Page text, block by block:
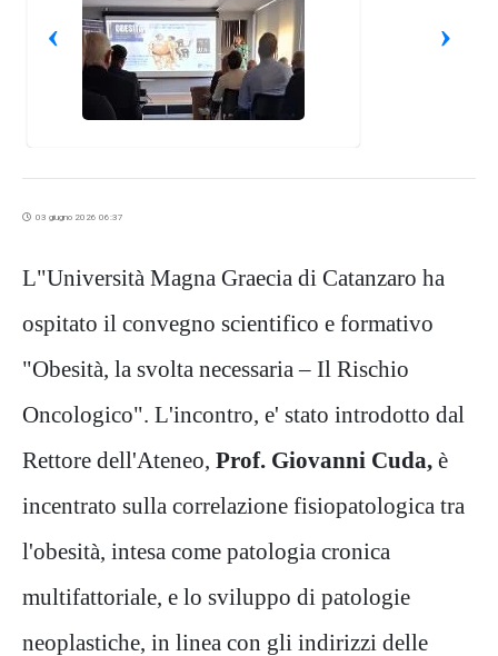
‹ ›
03 giugno 2026 06:37
L"Università Magna Graecia di Catanzaro ha
ospitato il convegno scientifico e formativo
"Obesità, la svolta necessaria – Il Rischio
Oncologico". L'incontro, e' stato introdotto dal
Rettore dell'Ateneo, Prof. Giovanni Cuda, è
incentrato sulla correlazione fisiopatologica tra
l'obesità, intesa come patologia cronica
multifattoriale, e lo sviluppo di patologie
neoplastiche, in linea con gli indirizzi delle